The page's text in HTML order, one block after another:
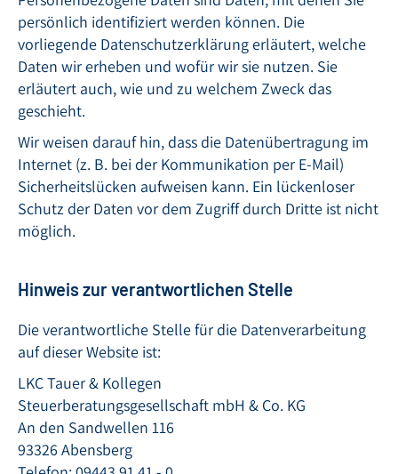
persönlich identifiziert werden können. Die
vorliegende Datenschutzerklärung erläutert, welche
Daten wir erheben und wofür wir sie nutzen. Sie
erläutert auch, wie und zu welchem Zweck das
geschieht.
Wir weisen darauf hin, dass die Datenübertragung im
Internet (z. B. bei der Kommunikation per E-Mail)
Sicherheitslücken aufweisen kann. Ein lückenloser
Schutz der Daten vor dem Zugriff durch Dritte ist nicht
möglich.
Hinweis zur verantwortlichen Stelle
Die verantwortliche Stelle für die Datenverarbeitung
auf dieser Website ist:
LKC Tauer & Kollegen
Steuerberatungsgesellschaft mbH & Co. KG
An den Sandwellen 116
93326 Abensberg